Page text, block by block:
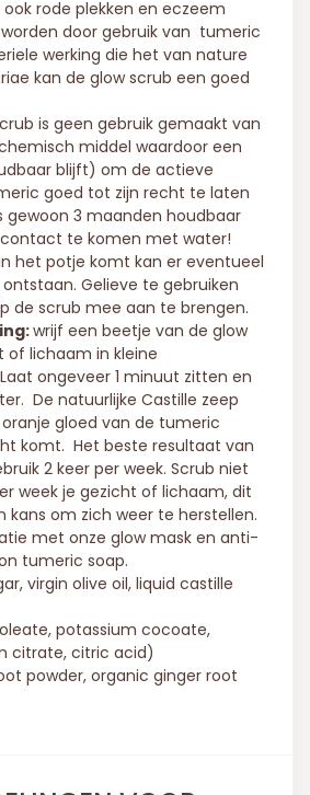
rode plekken en eczeem
door gebruik van tumeric
werking die het van nature
kan de glow scrub een goed
is geen gebruik gemaakt van
middel waardoor een
blijft) om de actieve
goed tot zijn recht te laten
gewoon 3 maanden houdbaar
te komen met water!
het potje komt kan er eventueel
Gelieve te gebruiken
de scrub mee aan te brengen.
wrijf een beetje van de glow
of lichaam in kleine
ongeveer 1 minuut zitten en
De natuurlijke Castille zeep
gloed van de tumeric
komt. Het beste resultaat van
2 keer per week. Scrub niet
week je gezicht of lichaam, dit
kans om zich weer te herstellen.
met onze glow mask en anti-
tumeric soap.
virgin olive oil, liquid castille
potassium cocoate,
citrate, citric acid)
powder, organic ginger root